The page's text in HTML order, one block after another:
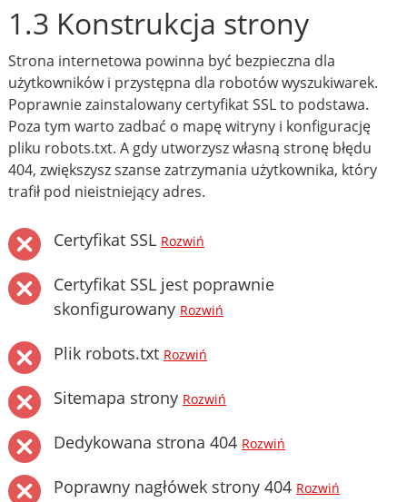
1.3 Konstrukcja strony
Strona internetowa powinna być bezpieczna dla
użytkowników i przystępna dla robotów wyszukiwarek.
Poprawnie zainstalowany certyfikat SSL to podstawa.
Poza tym warto zadbać o mapę witryny i konfigurację
pliku robots.txt. A gdy utworzysz własną stronę błędu
404, zwiększysz szanse zatrzymania użytkownika, który
trafił pod nieistniejący adres.
Certyfikat SSL Rozwiń
Certyfikat SSL jest poprawnie
skonfigurowany Rozwiń
Plik robots.txt Rozwiń
Sitemapa strony Rozwiń
Dedykowana strona 404 Rozwiń
Poprawny nagłówek strony 404 Rozwiń